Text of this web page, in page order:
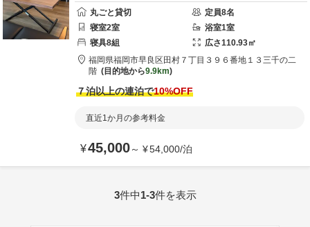
丸ごと貸切 定員8名
寝室2室 浴室1室
寝具8組 広さ110.93㎡
福岡県福岡市早良区 田村７丁目３９６番地１３ 三千の二
階
目的地から9.9km
７泊以上の連泊で10%OFF
直近1か月の参考料金
¥45,000～ ¥54,000/泊
3件中1-3件を表示